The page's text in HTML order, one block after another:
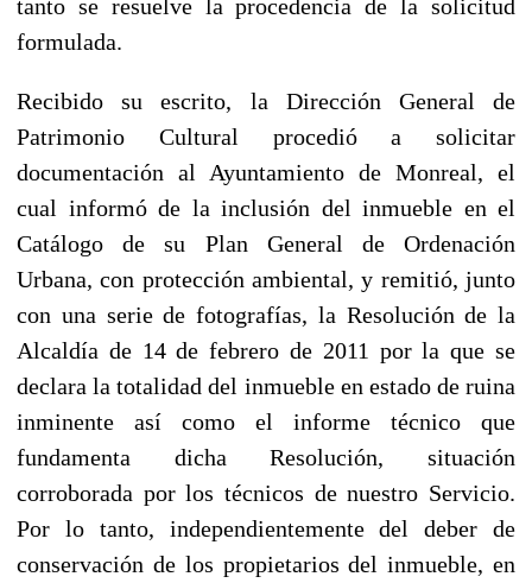
tanto se resuelve la procedencia de la solicitud
formulada.
Recibido su escrito, la Dirección General de
Patrimonio Cultural procedió a solicitar
documentación al Ayuntamiento de Monreal, el
cual informó de la inclusión del inmueble en el
Catálogo de su Plan General de Ordenación
Urbana, con protección ambiental, y remitió, junto
con una serie de fotografías, la Resolución de la
Alcaldía de 14 de febrero de 2011 por la que se
declara la totalidad del inmueble en estado de ruina
inminente así como el informe técnico que
fundamenta dicha Resolución, situación
corroborada por los técnicos de nuestro Servicio.
Por lo tanto, independientemente del deber de
conservación de los propietarios del inmueble, en